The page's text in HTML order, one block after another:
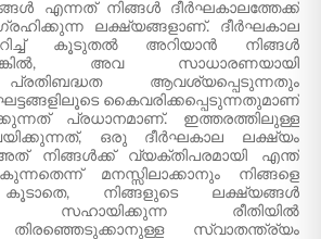
എന്നത് നിങ്ങൾ ദീർഘകാലത്തേക്ക്
ലക്ഷ്യങ്ങളാണ്. ദീർഘകാല
കൂടുതൽ അറിയാൻ നിങ്ങൾ
അവ സാധാരണയായി
ആവശ്യപ്പെടുന്നതും
ഘട്ടങ്ങളിലൂടെ കൈവരിക്കപ്പെടുന്നതുമാണ്
പ്രധാനമാണ്. ഇത്തരത്തിലുള്ള
ഒരു ദീർഘകാല ലക്ഷ്യം
അത് നിങ്ങൾക്ക് വ്യക്തിപരമായി എന്ത്
മനസ്സിലാക്കാനും നിങ്ങളെ
നിങ്ങളുടെ ലക്ഷ്യങ്ങൾ
സഹായിക്കുന്ന രീതിയിൽ
തിരഞ്ഞെടുക്കാനുള്ള സ്വാതന്ത്ര്യം